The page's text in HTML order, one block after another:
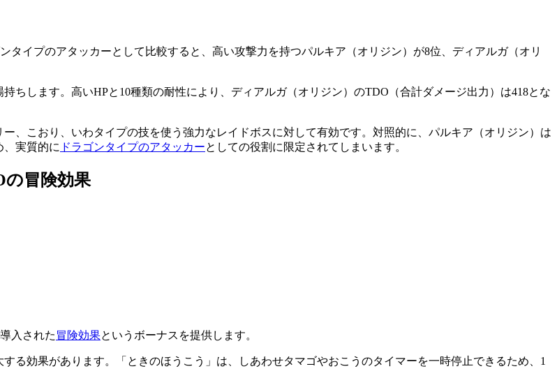
タイプのアタッカーとして比較すると、高い攻撃力を持つパルキア（オリジン）が8位、ディアルガ（オリ
ちします。高いHPと10種類の耐性により、ディアルガ（オリジン）のTDO（合計ダメージ出力）は418とな
、こおり、いわタイプの技を使う強力なレイドボスに対して有効です。対照的に、パルキア（オリジン）は
、実質的に ドラゴンタイプのアタッカーとしての役割に限定されてしまいます。
の冒険効果
入された 冒険効果というボーナスを提供します。
る効果があります。「ときのほうこう」は、しあわせタマゴやおこうのタイマーを一時停止できるため、1